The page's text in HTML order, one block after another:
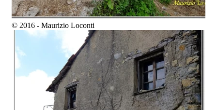
© 2016 - Maurizio Loconti